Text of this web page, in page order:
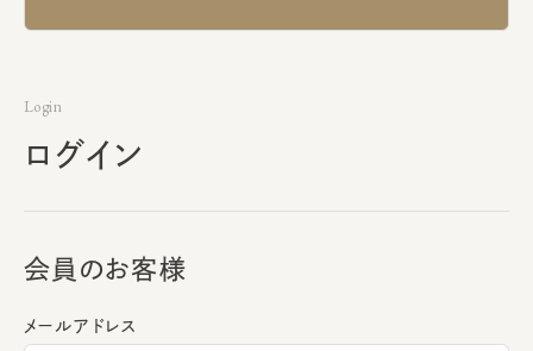
Login
ログイン
会員のお客様
メールアドレス